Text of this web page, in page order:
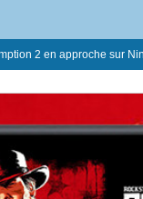
2 en approche sur